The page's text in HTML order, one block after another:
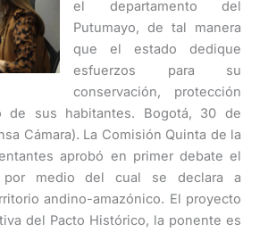
el departamento del
Putumayo, de tal manera
que el estado dedique
esfuerzos para su
conservación, protección
de sus habitantes. Bogotá, 30 de
Cámara). La Comisión Quinta de la
aprobó en primer debate el
medio del cual se declara a
andino-amazónico. El proyecto
del Pacto Histórico, la ponente es